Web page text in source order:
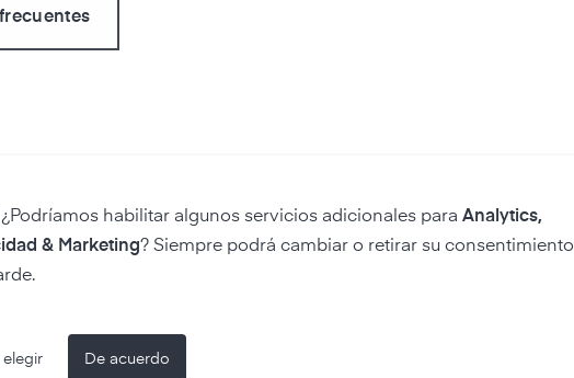
¿Podríamos habilitar algunos servicios adicionales para Analytics,
& Marketing? Siempre podrá cambiar o retirar su consentimiento
De acuerdo